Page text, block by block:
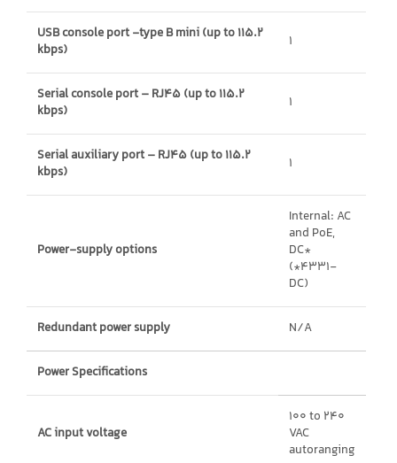
USB console port -type B mini (up to 115.2
kbps)
1
Serial console port – RJ45 (up to 115.2
kbps)
1
Serial auxiliary port – RJ45 (up to 115.2
kbps)
1
Power-supply options
Internal: AC
and PoE,
DC*
(*4331-
DC)
Redundant power supply N/A
Power Specifications
AC input voltage
100 to 240
VAC
autoranging